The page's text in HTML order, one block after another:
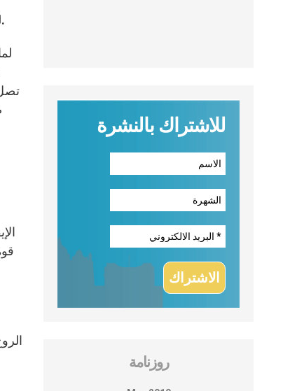
لقد تجاهل التقليد الإيقوني الواقع التاريخي لوجود بعض الرسل، وحل مكانهم الرسول بولس والإنجيليين مرقس ولوقا.
للاشتراك بالنشرة
روزنامة